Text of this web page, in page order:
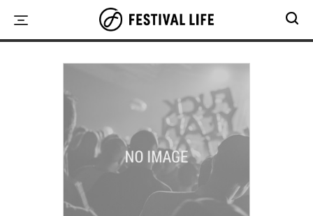
content